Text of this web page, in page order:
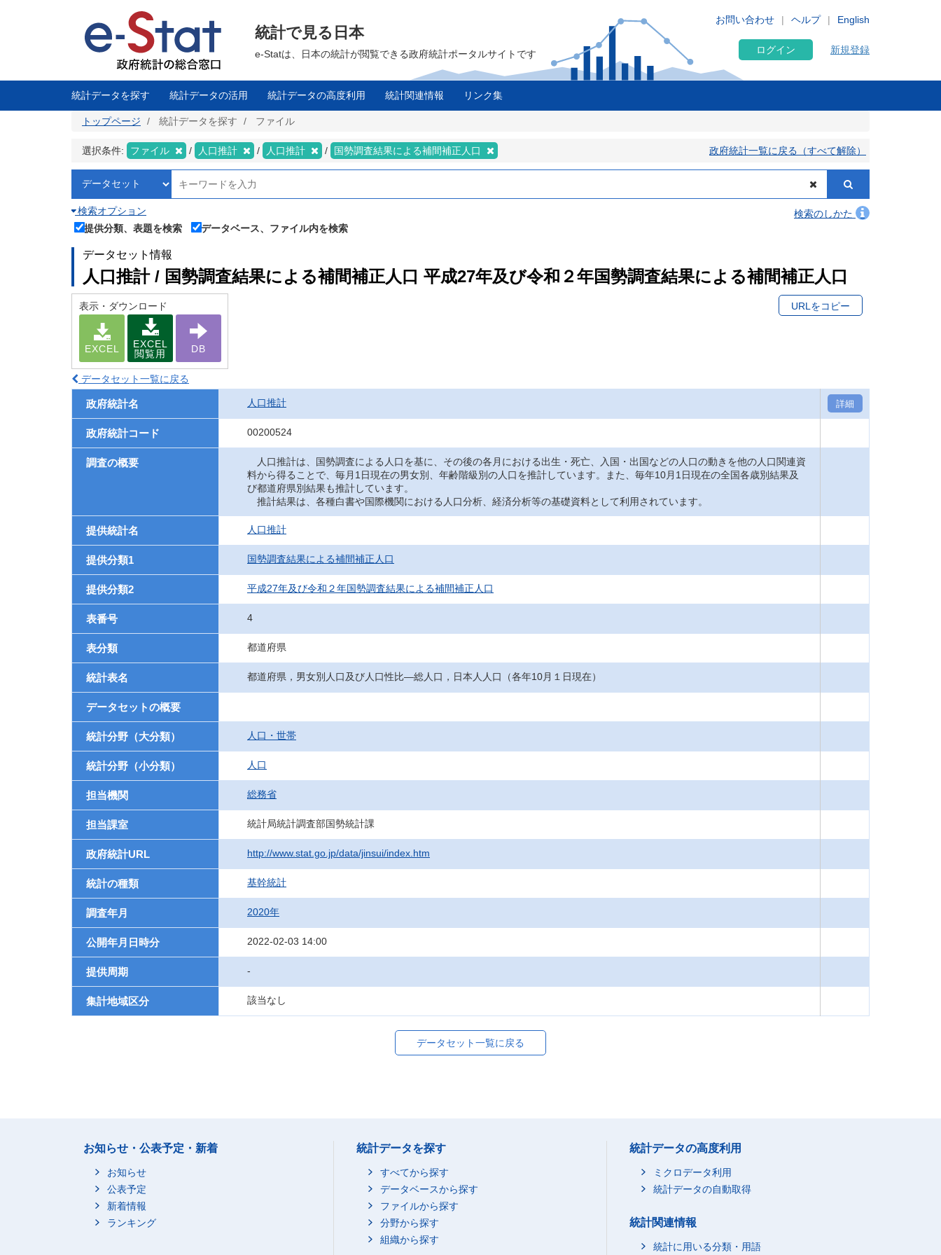
に
English
お問い合わせ ヘルプ
統計で見る日本
e-Statは、日本の統計が閲覧できる政府統計ポータルサイトです ログイン 新規登録
統計データを探す 統計データの活用 統計データの高度利用 統計関連情報 リンク集
トップページ 統計データを探す ファイル
選択条件: ファイル 人口推計 人口推計 国勢調査結果による補間補正人口 政府統計一覧に戻る（すべて解除）
検索オプション
検索のしかた
提供分類、表題を検索
データベース、ファイル内を検索
データセット情報
人口推計 / 国勢調査結果による補間補正人口 平成27年及び令和２年国勢調査結果による補間補正人口
表示・ダウンロード
EXCEL
EXCEL
閲覧用
DB
URLをコピー
データセット一覧に戻る
政府統計名 人口推計 詳細
政府統計コード 00200524
調査の概要
人口推計は、国勢調査による人口を基に、その後の各月における出生・死亡、入国・出国などの人口の動きを他の人口関連資
料から得ることで、毎月1日現在の男女別、年齢階級別の人口を推計しています。また、毎年10月1日現在の全国各歳別結果及
び都道府県別結果も推計しています。
推計結果は、各種白書や国際機関における人口分析、経済分析等の基礎資料として利用されています。
提供統計名 人口推計
提供分類1 国勢調査結果による補間補正人口
提供分類2 平成27年及び令和２年国勢調査結果による補間補正人口
表番号 4
表分類 都道府県
統計表名 都道府県，男女別人口及び人口性比―総人口，日本人人口（各年10月１日現在）
データセットの概要
統計分野（大分類） 人口・世帯
統計分野（小分類） 人口
担当機関 総務省
担当課室 統計局統計調査部国勢統計課
政府統計URL http://www.stat.go.jp/data/jinsui/index.htm
統計の種類 基幹統計
調査年月 2020年
公開年月日時分 2022-02-03 14:00
提供周期 -
集計地域区分 該当なし
データセット一覧に戻る
お知らせ・公表予定・新着
お知らせ
公表予定
新着情報
ランキング
統計データを探す
すべてから探す
データベースから探す
ファイルから探す
分野から探す
組織から探す
統計データの高度利用
ミクロデータ利用
統計データの自動取得
統計関連情報
統計に用いる分類・用語